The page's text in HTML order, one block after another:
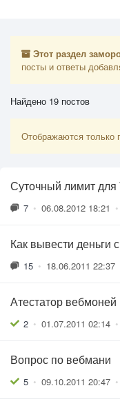
Этот раздел
посты и ответы
Найдено 19 постов
Отображаются только
Суточный лимит
7 • 06.08.2012 18:21 •
Как вывести деньги
15 • 18.06.2011 22:37
Атестатор
2 • 01.07.2011 02:14 •
Вопрос по вебмани
5 • 09.10.2011 20:47 •